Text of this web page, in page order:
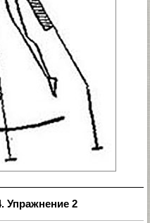
Упражнение 2